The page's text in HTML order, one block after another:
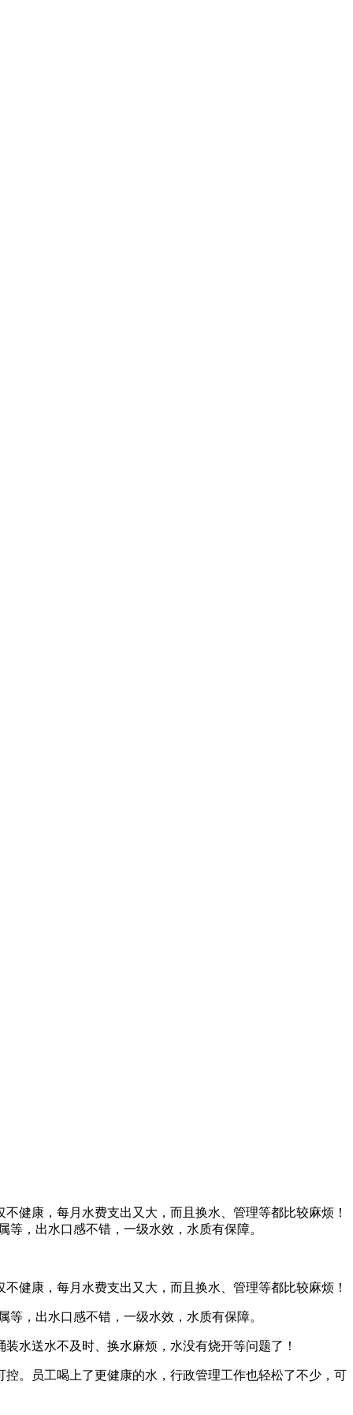
健康，每月水费支出又大，而且换水、管理等都比较麻烦！
，出水口感不错，一级水效，水质有保障。
健康，每月水费支出又大，而且换水、管理等都比较麻烦！
，出水口感不错，一级水效，水质有保障。
水送水不及时、换水麻烦，水没有烧开等问题了！
。员工喝上了更健康的水，行政管理工作也轻松了不少，可